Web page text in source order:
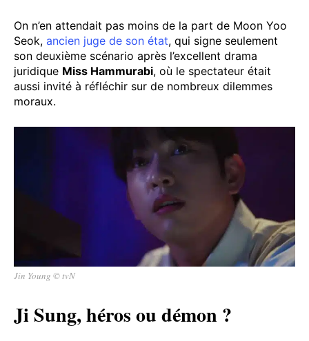
On n’en attendait pas moins de la part de Moon Yoo
Seok, ancien juge de son état, qui signe seulement
son deuxième scénario après l’excellent drama
juridique Miss Hammurabi, où le spectateur était
aussi invité à réfléchir sur de nombreux dilemmes
moraux.
Jin Young © tvN
Ji Sung, héros ou démon ?